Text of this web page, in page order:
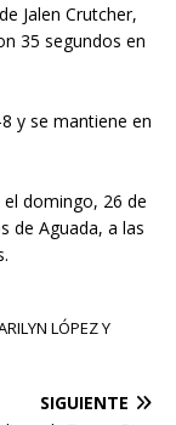
Jalen Crutcher,
35 segundos en
y se mantiene en
domingo, 26 de
de Aguada, a las
LÓPEZ Y
SIGUIENTE